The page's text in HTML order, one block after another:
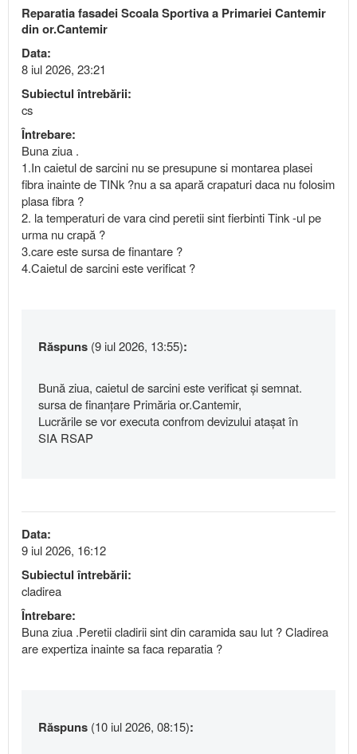
Reparatia fasadei Scoala Sportiva a Primariei Cantemir
din or.Cantemir
Data:
8 iul 2026, 23:21
Subiectul întrebării:
cs
Întrebare:
Buna ziua .
1.In caietul de sarcini nu se presupune si montarea plasei
fibra inainte de TINk ?nu a sa apară crapaturi daca nu folosim
plasa fibra ?
2. la temperaturi de vara cind peretii sint fierbinti Tink -ul pe
urma nu crapă ?
3.care este sursa de finantare ?
4.Caietul de sarcini este verificat ?
Răspuns (9 iul 2026, 13:55):
Bună ziua, caietul de sarcini este verificat și semnat.
sursa de finanțare Primăria or.Cantemir,
Lucrările se vor executa confrom devizului atașat în
SIA RSAP
Data:
9 iul 2026, 16:12
Subiectul întrebării:
cladirea
Întrebare:
Buna ziua .Peretii cladirii sint din caramida sau lut ? Cladirea
are expertiza inainte sa faca reparatia ?
Răspuns (10 iul 2026, 08:15):